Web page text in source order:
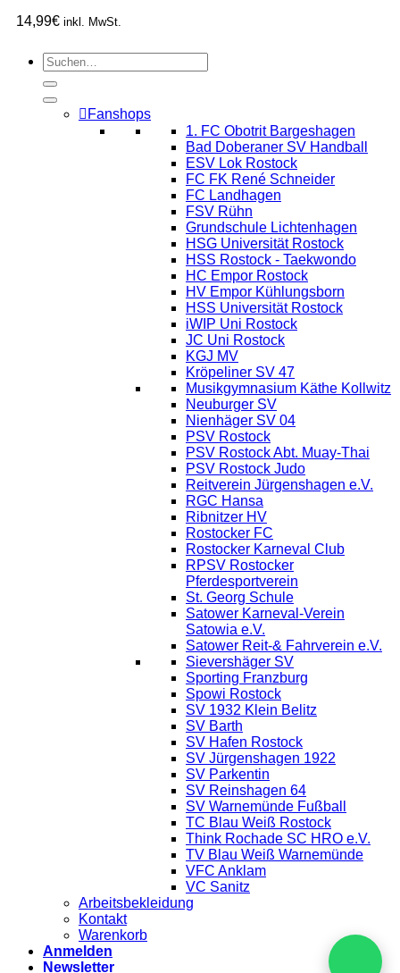
14,99€ inkl. MwSt.
Fanshops
1. FC Obotrit Bargeshagen
Bad Doberaner SV Handball
ESV Lok Rostock
FC FK René Schneider
FC Landhagen
FSV Rühn
Grundschule Lichtenhagen
HSG Universität Rostock
HSS Rostock - Taekwondo
HC Empor Rostock
HV Empor Kühlungsborn
HSS Universität Rostock
iWIP Uni Rostock
JC Uni Rostock
KGJ MV
Kröpeliner SV 47
Musikgymnasium Käthe Kollwitz
Neuburger SV
Nienhäger SV 04
PSV Rostock
PSV Rostock Abt. Muay-Thai
PSV Rostock Judo
Reitverein Jürgenshagen e.V.
RGC Hansa
Ribnitzer HV
Rostocker FC
Rostocker Karneval Club
RPSV Rostocker
Pferdesportverein
St. Georg Schule
Satower Karneval-Verein
Satowia e.V.
Satower Reit-& Fahrverein e.V.
Sievershäger SV
Sporting Franzburg
Spowi Rostock
SV 1932 Klein Belitz
SV Barth
SV Hafen Rostock
SV Jürgenshagen 1922
SV Parkentin
SV Reinshagen 64
SV Warnemünde Fußball
TC Blau Weiß Rostock
Think Rochade SC HRO e.V.
TV Blau Weiß Warnemünde
VFC Anklam
VC Sanitz
Arbeitsbekleidung
Kontakt
Warenkorb
Anmelden
Newsletter